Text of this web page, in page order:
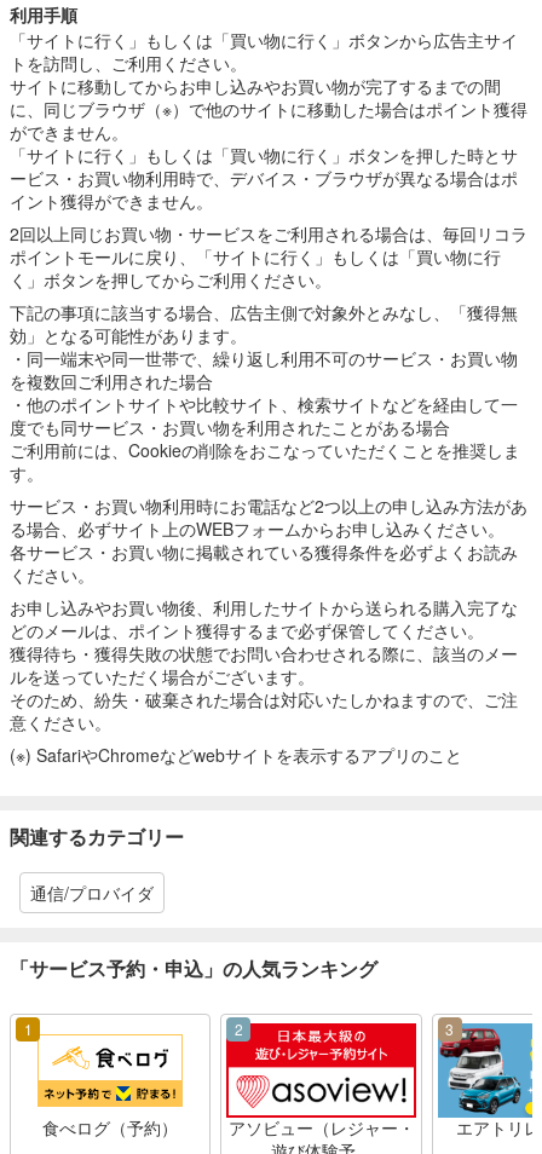
利用手順
「サイトに行く」もしくは「買い物に行く」ボタンから広告主サイ
トを訪問し、ご利用ください。
サイトに移動してからお申し込みやお買い物が完了するまでの間
に、同じブラウザ（※）で他のサイトに移動した場合はポイント獲得
ができません。
「サイトに行く」もしくは「買い物に行く」ボタンを押した時とサ
ービス・お買い物利用時で、デバイス・ブラウザが異なる場合はポ
イント獲得ができません。
2回以上同じお買い物・サービスをご利用される場合は、毎回リコラ
ポイントモールに戻り、「サイトに行く」もしくは「買い物に行
く」ボタンを押してからご利用ください。
下記の事項に該当する場合、広告主側で対象外とみなし、「獲得無
効」となる可能性があります。
・同一端末や同一世帯で、繰り返し利用不可のサービス・お買い物
を複数回ご利用された場合
・他のポイントサイトや比較サイト、検索サイトなどを経由して一
度でも同サービス・お買い物を利用されたことがある場合
ご利用前には、Cookieの削除をおこなっていただくことを推奨しま
す。
サービス・お買い物利用時にお電話など2つ以上の申し込み方法があ
る場合、必ずサイト上のWEBフォームからお申し込みください。
各サービス・お買い物に掲載されている獲得条件を必ずよくお読み
ください。
お申し込みやお買い物後、利用したサイトから送られる購入完了な
どのメールは、ポイント獲得するまで必ず保管してください。
獲得待ち・獲得失敗の状態でお問い合わせされる際に、該当のメー
ルを送っていただく場合がございます。
そのため、紛失・破棄された場合は対応いたしかねますので、ご注
意ください。
(※) SafariやChromeなどwebサイトを表示するアプリのこと
関連するカテゴリー
通信/プロバイダ
「サービス予約・申込」の人気ランキング
1
食べログ（予約）
2
アソビュー（レジャー・
3
エアトリ